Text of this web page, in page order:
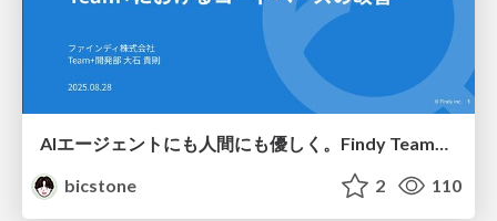
AIエージェントにも人間にも優しく。Findy Team+におけるコードベースの改善
bicstone
2 110